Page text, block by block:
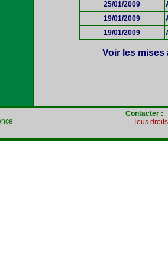
25/01/2009
19/01/2009
19/01/2009
Voir les mises
Contacter :
Tous